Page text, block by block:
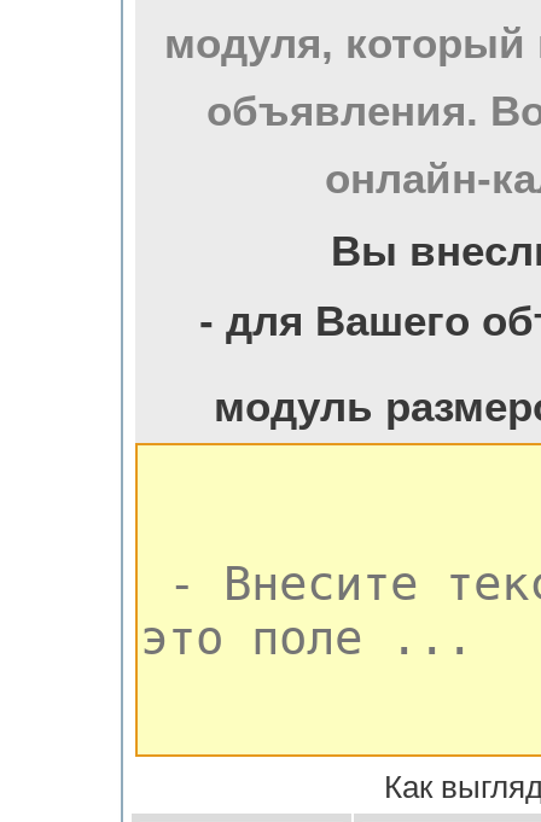
модуля, который
объявления.
онлайн-
Вы
- для Вашего
модуль
Как